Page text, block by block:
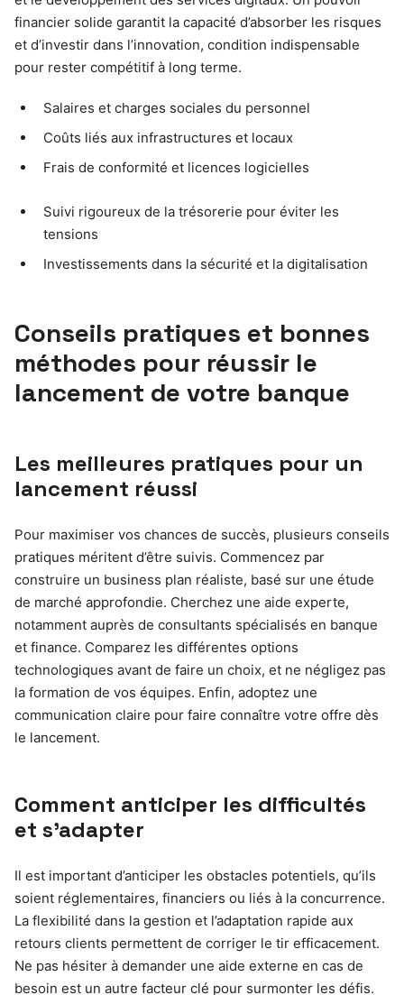
financier solide garantit la capacité d’absorber les risques
et d’investir dans l’innovation, condition indispensable
pour rester compétitif à long terme.
Salaires et charges sociales du personnel
Coûts liés aux infrastructures et locaux
Frais de conformité et licences logicielles
Suivi rigoureux de la trésorerie pour éviter les
tensions
Investissements dans la sécurité et la digitalisation
Conseils pratiques et bonnes
méthodes pour réussir le
lancement de votre banque
Les meilleures pratiques pour un
lancement réussi
Pour maximiser vos chances de succès, plusieurs conseils
pratiques méritent d’être suivis. Commencez par
construire un business plan réaliste, basé sur une étude
de marché approfondie. Cherchez une aide experte,
notamment auprès de consultants spécialisés en banque
et finance. Comparez les différentes options
technologiques avant de faire un choix, et ne négligez pas
la formation de vos équipes. Enfin, adoptez une
communication claire pour faire connaître votre offre dès
le lancement.
Comment anticiper les difficultés
et s’adapter
Il est important d’anticiper les obstacles potentiels, qu’ils
soient réglementaires, financiers ou liés à la concurrence.
La flexibilité dans la gestion et l’adaptation rapide aux
retours clients permettent de corriger le tir efficacement.
Ne pas hésiter à demander une aide externe en cas de
besoin est un autre facteur clé pour surmonter les défis.